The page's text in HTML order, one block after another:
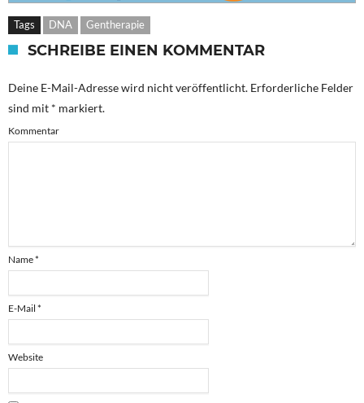
Tags DNA Gentherapie
SCHREIBE EINEN KOMMENTAR
Deine E-Mail-Adresse wird nicht veröffentlicht. Erforderliche Felder
sind mit * markiert.
Kommentar
Name*
E-Mail *
Website